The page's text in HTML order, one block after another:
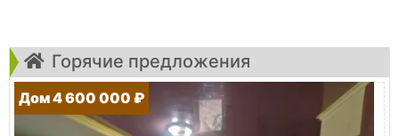
Горячие предложения
Дом 4 600 000 ₽